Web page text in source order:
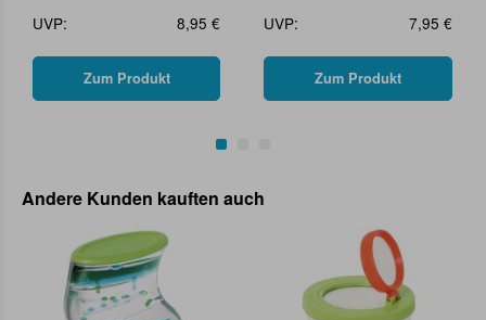
UVP:
8,95 €
Zum Produkt
UVP: 7,95 €
Zum Produkt
Andere Kunden kauften auch